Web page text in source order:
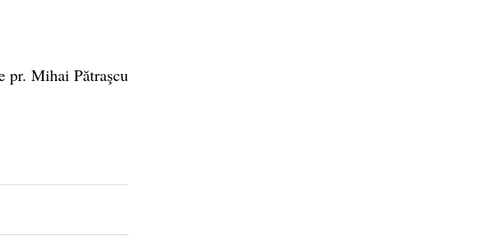
pr. Mihai Pătraşcu